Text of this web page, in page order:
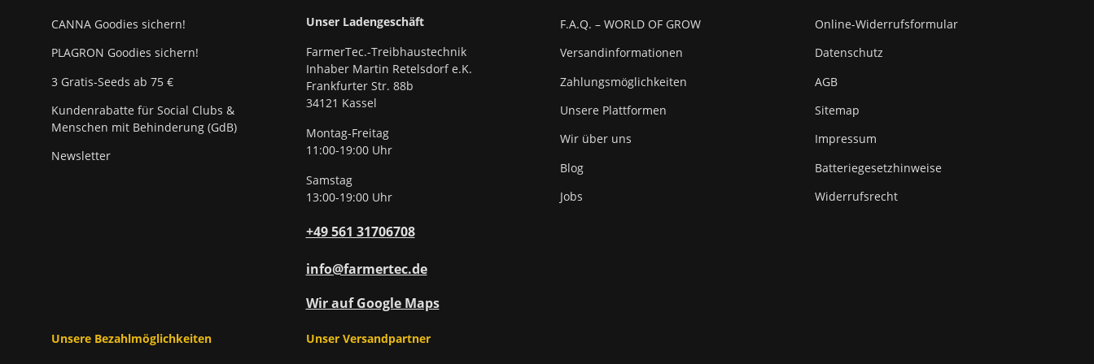
CANNA Goodies sichern!
PLAGRON Goodies sichern!
3 Gratis-Seeds ab 75 €
Kundenrabatte für Social Clubs &
Menschen mit Behinderung (GdB)
Newsletter
Unser Ladengeschäft
FarmerTec.-Treibhaustechnik
Inhaber Martin Retelsdorf e.K.
Frankfurter Str. 88b
34121 Kassel
Montag-Freitag
11:00-19:00 Uhr
Samstag
13:00-19:00 Uhr
+49 561 31706708
info@farmertec.de
Wir auf Google Maps
F.A.Q. – WORLD OF GROW
Versandinformationen
Zahlungsmöglichkeiten
Unsere Plattformen
Wir über uns
Blog
Jobs
Online-Widerrufsformular
Datenschutz
AGB
Sitemap
Impressum
Batteriegesetzhinweise
Widerrufsrecht
Unsere Bezahlmöglichkeiten Unser Versandpartner